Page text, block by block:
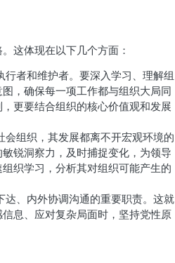
这体现在以下几个方面：
者和维护者。要深入学习、理解组
，确保每一项工作都与组织大局同
更要结合组织的核心价值观和发展
组织，其发展都离不开宏观环境的
锐洞察力，及时捕捉变化，为领导
织学习，分析其对组织可能产生的
、内外协调沟通的重要职责。这就
息、应对复杂局面时，坚持党性原